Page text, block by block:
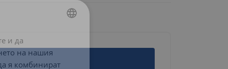
BULGARIAN
ENGLISH TRANSLATION
и да
на нашия
я комбинират